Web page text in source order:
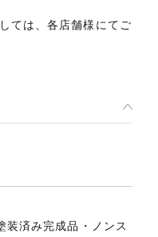
ては、各店舗様にてご
装済み完成品・ノンス